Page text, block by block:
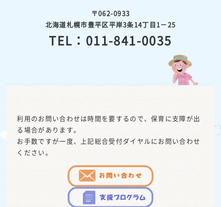
〒062-0933
北海道札幌市豊平区平岸3条14丁目1－25
TEL：011-841-0035
利用のお問い合わせは時間を要するので、保育に支障が出
る場合があります。
お手数ですが一度、上記総合受付ダイヤルにお問い合わせ
ください。